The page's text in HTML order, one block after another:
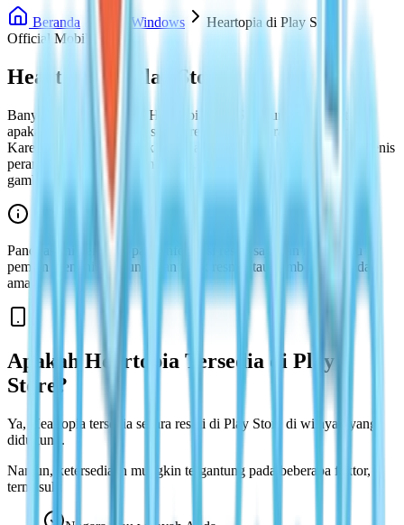
Beranda PC / Windows
Heartopia di Play Store
Official Mobile
Heartopia di Play Store
Banyak pemain mencari Heartopia Play Store untuk mengetahui
apakah game ini tersedia secara resmi untuk perangkat Android.
Karena ketersediaan aplikasi dapat bervariasi menurut wilayah, jenis
perangkat, dan status pembaruan, halaman ini memberikan
gambaran yang jelas.
Panduan ini berfokus pada informasi resmi saja dan membantu
pemain menghindari unduhan tidak resmi atau sumber yang tidak
aman.
Apakah Heartopia Tersedia di Play
Store?
Ya, Heartopia tersedia secara resmi di Play Store di wilayah yang
didukung.
Namun, ketersediaan mungkin tergantung pada beberapa faktor,
termasuk: